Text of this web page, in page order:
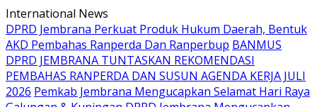
Langsung
ke
konten
International News
DPRD Jembrana Perkuat Produk Hukum Daerah, Bentuk
AKD Pembahas Ranperda Dan Ranperbup BANMUS
DPRD JEMBRANA TUNTASKAN REKOMENDASI
PEMBAHAS RANPERDA DAN SUSUN AGENDA KERJA JULI
2026 Pemkab Jembrana Mengucapkan Selamat Hari Raya